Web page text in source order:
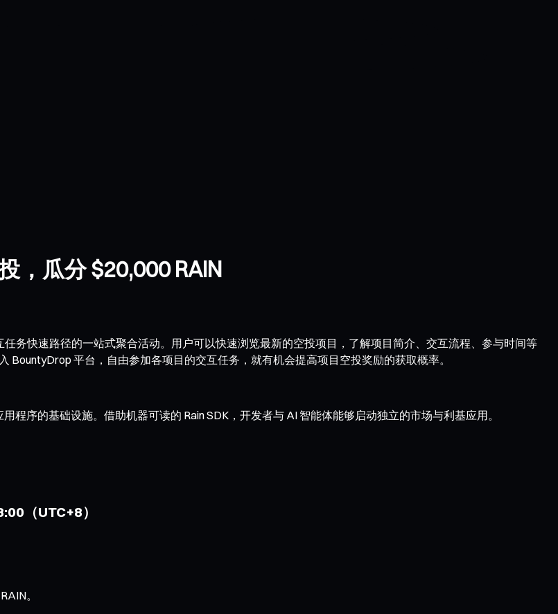
，瓜分 $20,000 RAIN
务快速路径的一站式聚合活动。用户可以快速浏览最新的空投项目，了解项目简介、交互流程、参与时间等
平台，自由参加各项目的交互任务，就有机会提高项目空投奖励的获取概率。
程序的基础设施。借助机器可读的 Rain SDK，开发者与 AI 智能体能够启动独立的市场与利基应用。
（UTC+8）
。